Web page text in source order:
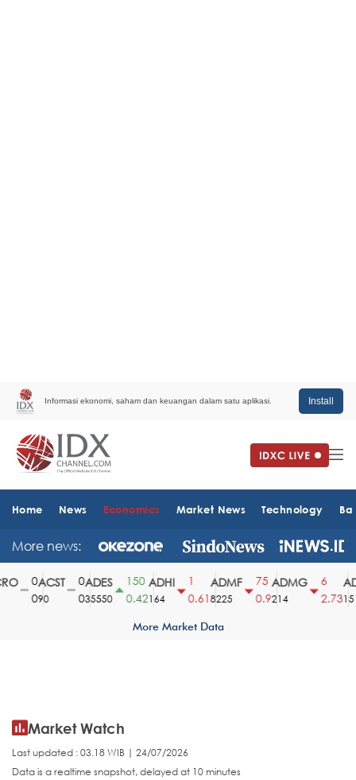
Informasi ekonomi, saham dan keuangan dalam satu aplikasi. Install
Home News Economics Market News Technology
More news:
ACST
90
ADES
35550
150
0.42
ADHI
164
0.61
ADMF
8225
75
0.9
ADMG
214
2.731510
More Market Data
Market Watch
Last updated : 03.18 WIB | 24/07/2026
Data is a realtime snapshot, delayed at 10 minutes